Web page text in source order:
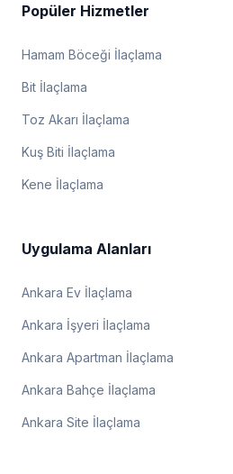
Popüler Hizmetler
Hamam Böceği İlaçlama
Bit İlaçlama
Toz Akarı İlaçlama
Kuş Biti İlaçlama
Kene İlaçlama
Uygulama Alanları
Ankara Ev İlaçlama
Ankara İşyeri İlaçlama
Ankara Apartman İlaçlama
Ankara Bahçe İlaçlama
Ankara Site İlaçlama